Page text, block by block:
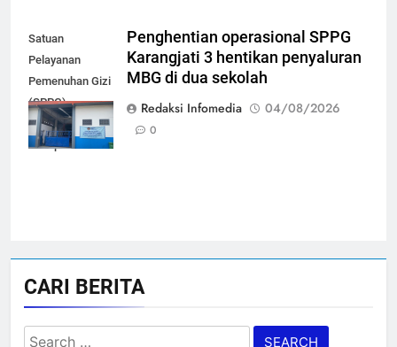
Satuan
Pelayanan
Pemenuhan Gizi
(SPPG)
Karangjati 3 di
Kabupaten Blora
Penghentian operasional SPPG
Karangjati 3 hentikan penyaluran
MBG di dua sekolah
Redaksi Infomedia
04/08/2026
0
CARI BERITA
Search